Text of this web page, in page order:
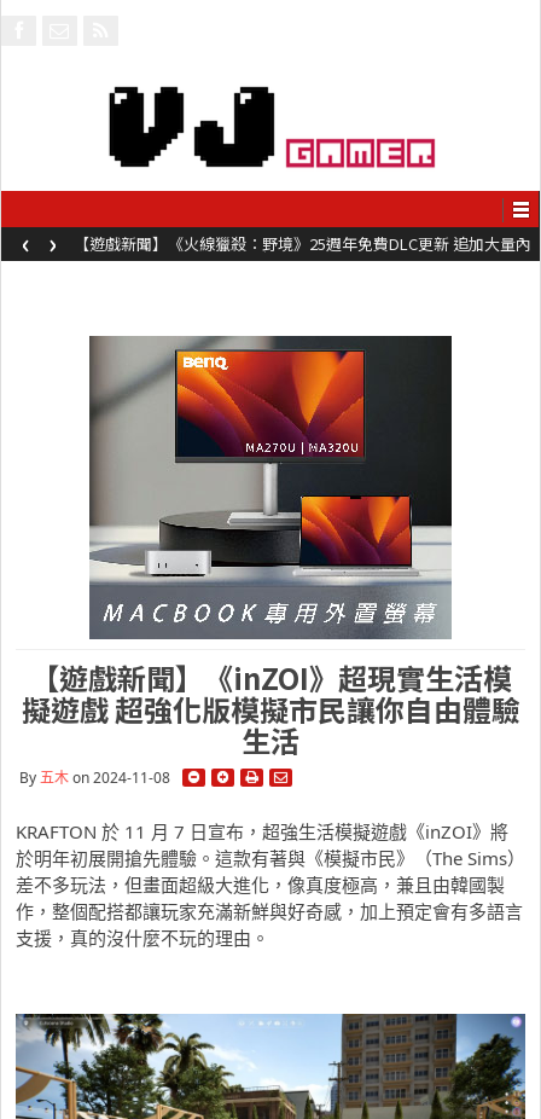
【遊戲新聞】《火線獵殺：野境》25週年免費DLC更新 追加大量內
容同時系舊作限時超平價折扣
‹ ›
【遊戲新聞】《inZOI》超現實生活模
擬遊戲 超強化版模擬市民讓你自由體驗
生活
By五木on 2024-11-08
KRAFTON 於 11 月 7 日宣布，超強生活模擬遊戲《inZOI》將
於明年初展開搶先體驗。這款有著與《模擬市民》（The Sims）
差不多玩法，但畫面超級大進化，像真度極高，兼且由韓國製
作，整個配搭都讓玩家充滿新鮮與好奇感，加上預定會有多語言
支援，真的沒什麼不玩的理由。